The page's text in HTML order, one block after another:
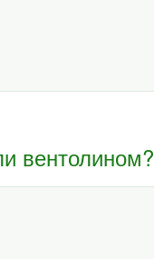
вентолином?